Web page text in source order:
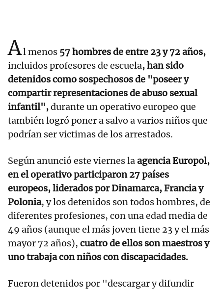
Al menos 57 hombres de entre 23 y 72 años,
incluidos profesores de escuela, han sido
detenidos como sospechosos de "poseer y
compartir representaciones de abuso sexual
infantil",durante un operativo europeo que
también logró poner a salvo a varios niños que
podrían ser victimas de los arrestados.
Según anunció este viernes laagencia Europol,
en el operativo participaron 27 países
europeos, liderados por Dinamarca, Francia y
Polonia, y los detenidos son todos hombres, de
diferentes profesiones, con una edad media de
49 años (aunque el más joven tiene 23 y el más
mayor 72 años), cuatro de ellos son maestros y
uno trabaja con niños con discapacidades.
Fueron detenidos por "descargar y difundir